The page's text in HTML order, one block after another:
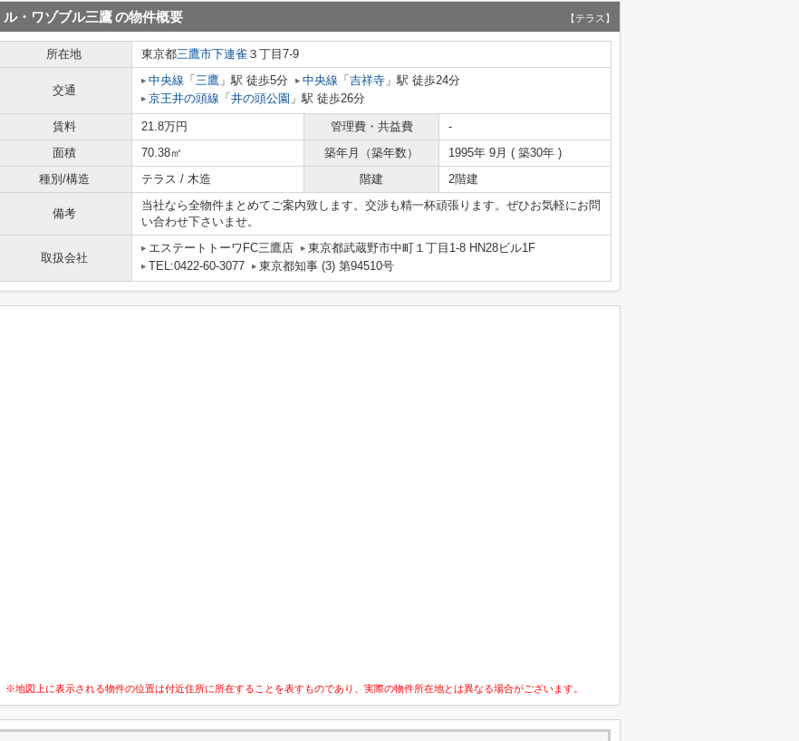
ル・ワゾブル三鷹の物件概要 【テラス】
所在地 東京都三鷹市下連雀 ３丁目7-9
交通
中央線 「 三鷹 」駅 徒歩5分 中央線 「 吉祥寺 」駅 徒歩24分
京王井の頭線 「 井の頭公園 」駅 徒歩26分
賃料 21.8万円 管理費・共益費
-
面積
70.38㎡ 築年月（築年数）
1995年 9月 ( 築30年 )
種別/構造
テラス / 木造 階建 2階建
備考
当社なら全物件まとめてご案内致します。交渉も精一杯頑張ります。ぜひお気軽にお問
い合わせ下さいませ。
取扱会社
エステートトーワFC三鷹店
東京都武蔵野市中町１丁目1-8 HN28ビル1F
TEL:0422-60-3077
東京都知事 (3) 第94510号
※地図上に表示される物件の位置は付近住所に所在することを表すものであり、実際の物件所在地とは異なる場合がございます。